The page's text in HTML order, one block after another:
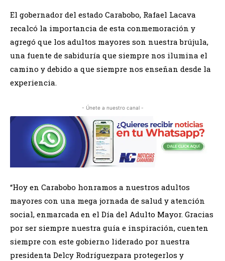
El gobernador del estado Carabobo, Rafael Lacava
recalcó la importancia de esta conmemoración y
agregó que los adultos mayores son nuestra brújula,
una fuente de sabiduría que siempre nos ilumina el
camino y debido a que siempre nos enseñan desde la
experiencia.
- Únete a nuestro canal -
“Hoy en Carabobo honramos a nuestros adultos
mayores con una mega jornada de salud y atención
social, enmarcada en el Día del Adulto Mayor. Gracias
por ser siempre nuestra guía e inspiración, cuenten
siempre con este gobierno liderado por nuestra
presidenta Delcy Rodríguezpara protegerlos y